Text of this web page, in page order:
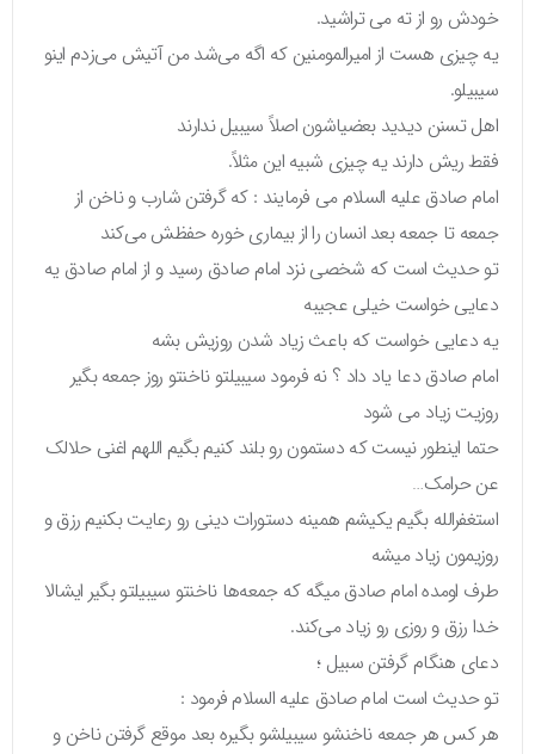
خودش رو از ته می تراشید.
یه چیزی هست از امیرالمومنین که اگه می‌شد من آتیش می‌زدم اینو
سیبیلو.
اهل تسنن دیدید بعضیاشون اصلاً سیبیل ندارند
فقط ریش دارند یه چیزی شبیه این مثلاً.
امام صادق علیه السلام می فرمایند : که گرفتن شارب و ناخن از
جمعه تا جمعه بعد انسان را از بیماری خوره حفظش می‌کند
تو حدیث است که شخصی نزد امام صادق رسید و از امام صادق یه
دعایی خواست خیلی عجیبه
یه دعایی خواست که باعث زیاد شدن روزیش بشه
امام صادق دعا یاد داد ؟ نه فرمود سیبیلتو ناخنتو روز جمعه بگیر
روزیت زیاد می شود
حتما اینطور نیست که دستمون رو بلند کنیم بگیم اللهم اغنی حلالک
عن حرامک…
استغفرالله بگیم یکیشم همینه دستورات دینی رو رعایت بکنیم رزق و
روزیمون زیاد میشه
طرف اومده امام صادق میگه که جمعه‌ها ناخنتو سیبیلتو بگیر ایشالا
خدا رزق و روزی رو زیاد می‌کند.
دعای هنگام گرفتن سبیل ؛
تو حدیث است امام صادق علیه السلام فرمود :
هر کس هر جمعه ناخنشو سیبیلشو بگیره بعد موقع گرفتن ناخن و